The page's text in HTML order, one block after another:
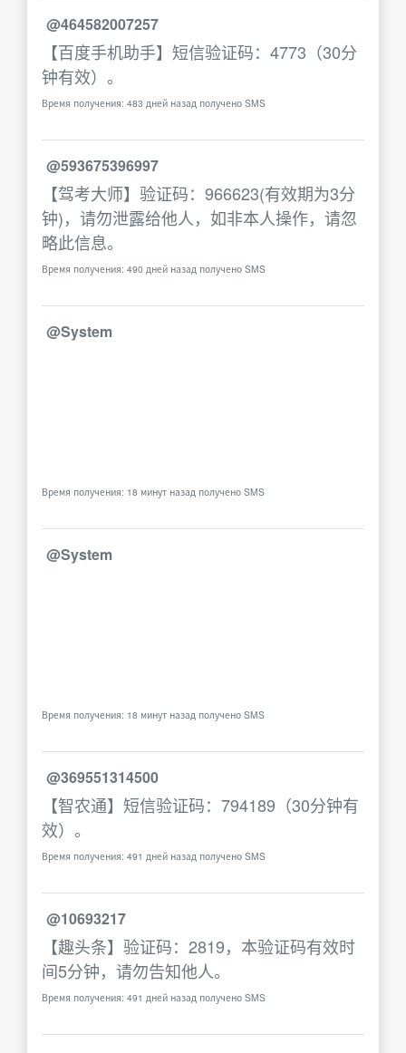
@464582007257
【百度手机助手】短信验证码：4773（30分
钟有效）。
Время получения: 483 дней назад получено SMS
@593675396997
【驾考大师】验证码：966623(有效期为3分
钟)，请勿泄露给他人，如非本人操作，请忽
略此信息。
Время получения: 490 дней назад получено SMS
@System
Время получения: 18 минут назад получено SMS
@System
Время получения: 18 минут назад получено SMS
@369551314500
【智农通】短信验证码：794189（30分钟有
效）。
Время получения: 491 дней назад получено SMS
@10693217
【趣头条】验证码：2819，本验证码有效时
间5分钟，请勿告知他人。
Время получения: 491 дней назад получено SMS